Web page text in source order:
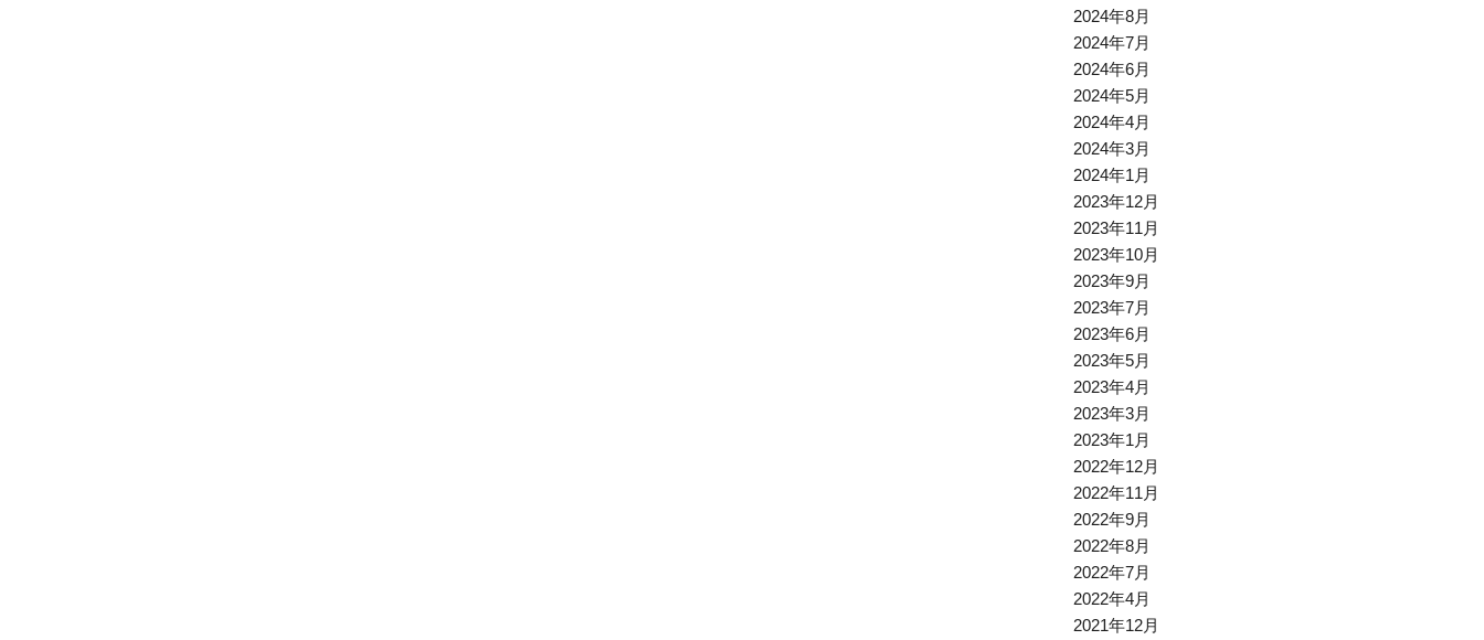
2024年8月
2024年7月
2024年6月
2024年5月
2024年4月
2024年3月
2024年1月
2023年12月
2023年11月
2023年10月
2023年9月
2023年7月
2023年6月
2023年5月
2023年4月
2023年3月
2023年1月
2022年12月
2022年11月
2022年9月
2022年8月
2022年7月
2022年4月
2021年12月